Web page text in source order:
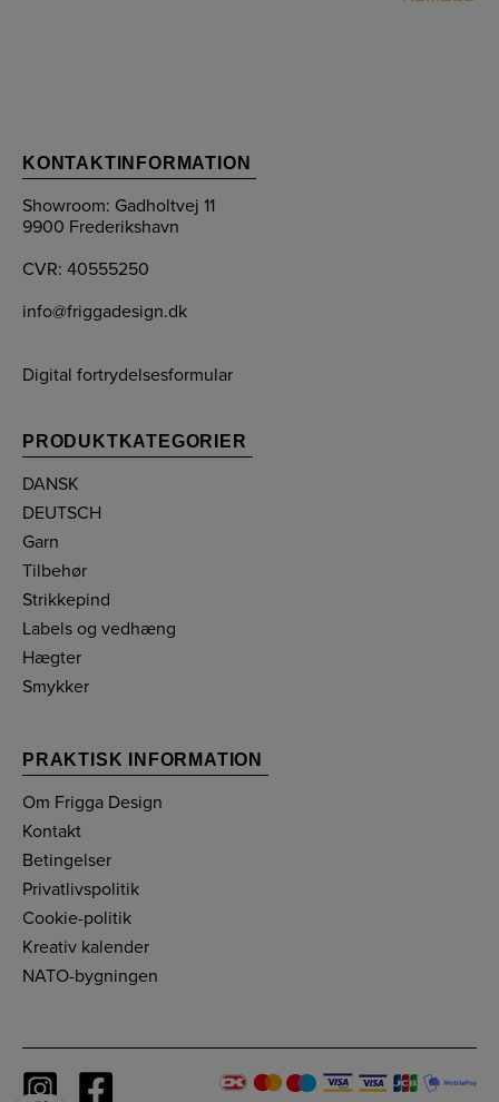
KONTAKTINFORMATION
Showroom: Gadholtvej 11
9900 Frederikshavn
CVR: 40555250
info@friggadesign.dk
Digital fortrydelsesformular
PRODUKTKATEGORIER
DANSK
DEUTSCH
Garn
Tilbehør
Strikkepind
Labels og vedhæng
Hægter
Smykker
PRAKTISK INFORMATION
Om Frigga Design
Kontakt
Betingelser
Privatlivspolitik
Cookie-politik
Kreativ kalender
NATO-bygningen